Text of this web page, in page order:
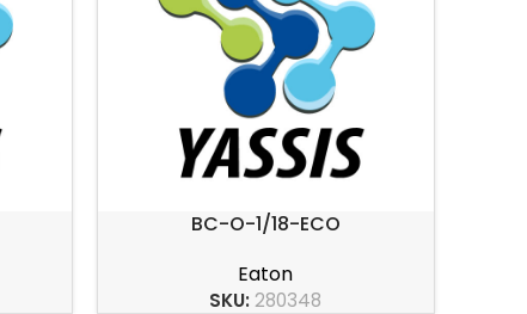
BC-O-1/18-ECO
Eaton
SKU:280348